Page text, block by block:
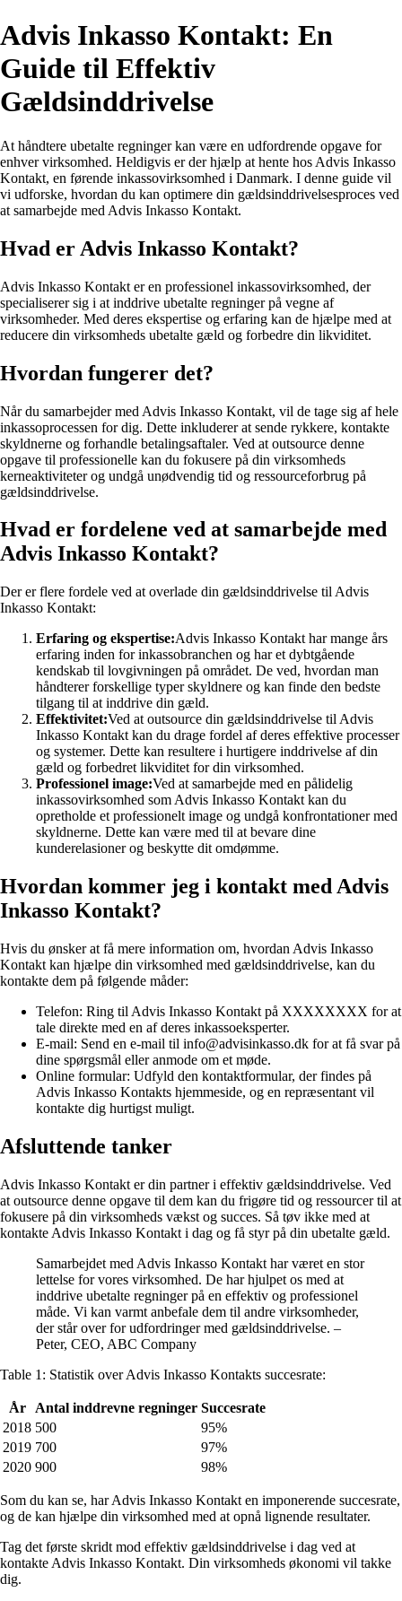
Advis Inkasso Kontakt: En
Guide til Effektiv
Gældsinddrivelse
At håndtere ubetalte regninger kan være en udfordrende opgave for
enhver virksomhed. Heldigvis er der hjælp at hente hos Advis Inkasso
Kontakt, en førende inkassovirksomhed i Danmark. I denne guide vil
vi udforske, hvordan du kan optimere din gældsinddrivelsesproces ved
at samarbejde med Advis Inkasso Kontakt.
Hvad er Advis Inkasso Kontakt?
Advis Inkasso Kontakt er en professionel inkassovirksomhed, der
specialiserer sig i at inddrive ubetalte regninger på vegne af
virksomheder. Med deres ekspertise og erfaring kan de hjælpe med at
reducere din virksomheds ubetalte gæld og forbedre din likviditet.
Hvordan fungerer det?
Når du samarbejder med Advis Inkasso Kontakt, vil de tage sig af hele
inkassoprocessen for dig. Dette inkluderer at sende rykkere, kontakte
skyldnerne og forhandle betalingsaftaler. Ved at outsource denne
opgave til professionelle kan du fokusere på din virksomheds
kerneaktiviteter og undgå unødvendig tid og ressourceforbrug på
gældsinddrivelse.
Hvad er fordelene ved at samarbejde med
Advis Inkasso Kontakt?
Der er flere fordele ved at overlade din gældsinddrivelse til Advis
Inkasso Kontakt:
Erfaring og ekspertise:Advis Inkasso Kontakt har mange års
erfaring inden for inkassobranchen og har et dybtgående
kendskab til lovgivningen på området. De ved, hvordan man
håndterer forskellige typer skyldnere og kan finde den bedste
tilgang til at inddrive din gæld.
Effektivitet:Ved at outsource din gældsinddrivelse til Advis
Inkasso Kontakt kan du drage fordel af deres effektive processer
og systemer. Dette kan resultere i hurtigere inddrivelse af din
gæld og forbedret likviditet for din virksomhed.
Professionel image:Ved at samarbejde med en pålidelig
inkassovirksomhed som Advis Inkasso Kontakt kan du
opretholde et professionelt image og undgå konfrontationer med
skyldnerne. Dette kan være med til at bevare dine
kunderelasioner og beskytte dit omdømme.
Hvordan kommer jeg i kontakt med Advis
Inkasso Kontakt?
Hvis du ønsker at få mere information om, hvordan Advis Inkasso
Kontakt kan hjælpe din virksomhed med gældsinddrivelse, kan du
kontakte dem på følgende måder:
Telefon: Ring til Advis Inkasso Kontakt på XXXXXXXX for at
tale direkte med en af deres inkassoeksperter.
E-mail: Send en e-mail til info@advisinkasso.dk for at få svar på
dine spørgsmål eller anmode om et møde.
Online formular: Udfyld den kontaktformular, der findes på
Advis Inkasso Kontakts hjemmeside, og en repræsentant vil
kontakte dig hurtigst muligt.
Afsluttende tanker
Advis Inkasso Kontakt er din partner i effektiv gældsinddrivelse. Ved
at outsource denne opgave til dem kan du frigøre tid og ressourcer til at
fokusere på din virksomheds vækst og succes. Så tøv ikke med at
kontakte Advis Inkasso Kontakt i dag og få styr på din ubetalte gæld.
Samarbejdet med Advis Inkasso Kontakt har været en stor
lettelse for vores virksomhed. De har hjulpet os med at
inddrive ubetalte regninger på en effektiv og professionel
måde. Vi kan varmt anbefale dem til andre virksomheder,
der står over for udfordringer med gældsinddrivelse. –
Peter, CEO, ABC Company
Table 1: Statistik over Advis Inkasso Kontakts succesrate:
År Antal inddrevne regninger Succesrate
2018 500
95%
2019 700
97%
2020 900 98%
Som du kan se, har Advis Inkasso Kontakt en imponerende succesrate,
og de kan hjælpe din virksomhed med at opnå lignende resultater.
Tag det første skridt mod effektiv gældsinddrivelse i dag ved at
kontakte Advis Inkasso Kontakt. Din virksomheds økonomi vil takke
dig.